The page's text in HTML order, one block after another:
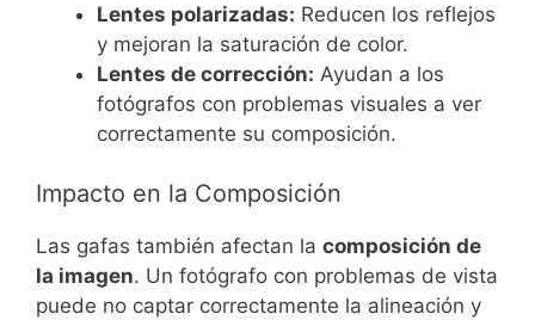
Lentes polarizadas: Reducen los reflejos
y mejoran la saturación de color.
Lentes de corrección: Ayudan a los
fotógrafos con problemas visuales a ver
correctamente su composición.
Impacto en la Composición
Las gafas también afectan la composición de
la imagen. Un fotógrafo con problemas de vista
puede no captar correctamente la alineación y